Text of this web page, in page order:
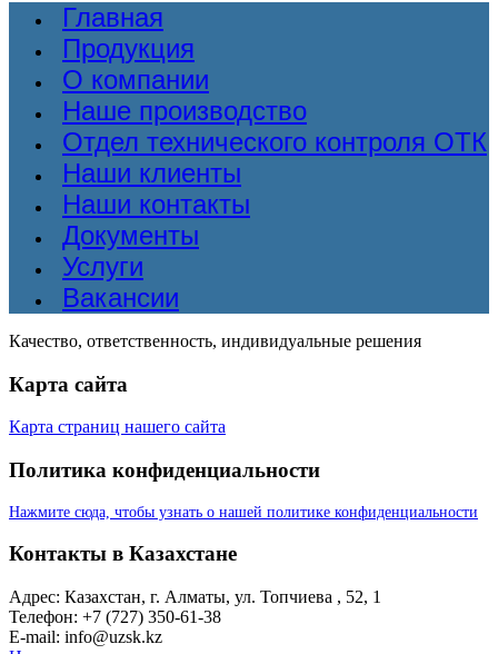
Главная
Продукция
О компании
Наше производство
Отдел технического контроля ОТК
Наши клиенты
Наши контакты
Документы
Услуги
Вакансии
Качество, ответственность, индивидуальные решения
Карта сайта
Карта страниц нашего сайта
Политика конфиденциальности
Нажмите сюда, чтобы узнать о нашей политике конфиденциальности
Контакты в Казахстане
Адрес: Казахстан, г. Алматы, ул. Топчиева , 52, 1
Телефон: +7 (727) 350-61-38
E-mail: info@uzsk.kz